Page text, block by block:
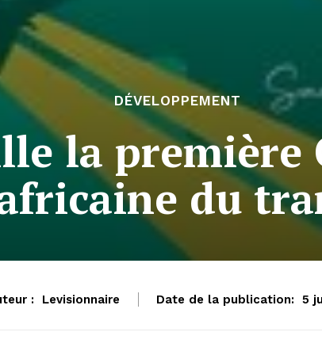
DÉVELOPPEMENT
la
du
: Levisionnaire Date de la publication: 5